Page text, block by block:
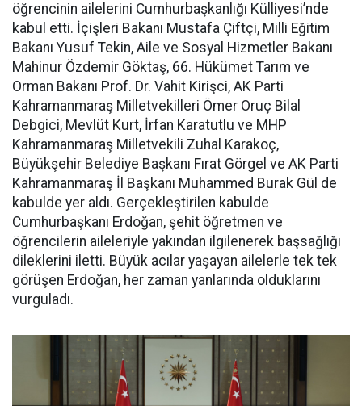
öğrencinin ailelerini Cumhurbaşkanlığı Külliyesi’nde
kabul etti. İçişleri Bakanı Mustafa Çiftçi, Milli Eğitim
Bakanı Yusuf Tekin, Aile ve Sosyal Hizmetler Bakanı
Mahinur Özdemir Göktaş, 66. Hükümet Tarım ve
Orman Bakanı Prof. Dr. Vahit Kirişci, AK Parti
Kahramanmaraş Milletvekilleri Ömer Oruç Bilal
Debgici, Mevlüt Kurt, İrfan Karatutlu ve MHP
Kahramanmaraş Milletvekili Zuhal Karakoç,
Büyükşehir Belediye Başkanı Fırat Görgel ve AK Parti
Kahramanmaraş İl Başkanı Muhammed Burak Gül de
kabulde yer aldı. Gerçekleştirilen kabulde
Cumhurbaşkanı Erdoğan, şehit öğretmen ve
öğrencilerin aileleriyle yakından ilgilenerek başsağlığı
dileklerini iletti. Büyük acılar yaşayan ailelerle tek tek
görüşen Erdoğan, her zaman yanlarında olduklarını
vurguladı.